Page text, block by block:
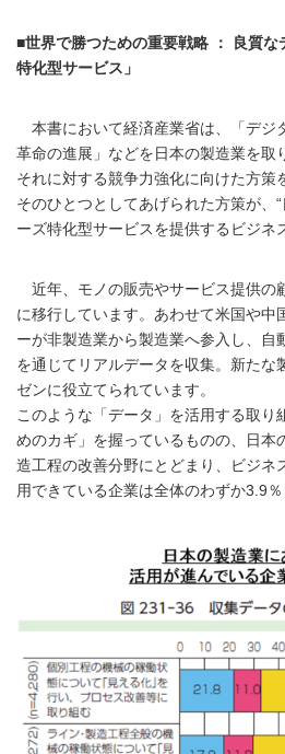
■世界で勝つための重要戦略 ： 良質
特化型サービス」
本書において経済産業省は、「デジ
革命の進展」などを日本の製造業を取
それに対する競争力強化に向けた方策
そのひとつとしてあげられた方策が、
ーズ特化型サービスを提供するビジネ
近年、モノの販売やサービス提供の
に移行しています。あわせて米国や中
ーが非製造業から製造業へ参入し、自
を通じてリアルデータを収集。新たな
ゼンに役立てられています。
このような「データ」を活用する取り
めのカギ」を握っているものの、日本
造工程の改善分野にとどまり、ビジネ
用できている企業は全体のわずか3.9